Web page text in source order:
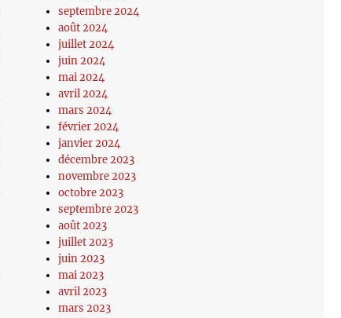
septembre 2024
août 2024
juillet 2024
juin 2024
mai 2024
avril 2024
mars 2024
février 2024
janvier 2024
décembre 2023
novembre 2023
octobre 2023
septembre 2023
août 2023
juillet 2023
juin 2023
mai 2023
avril 2023
mars 2023